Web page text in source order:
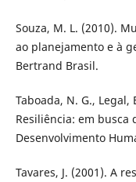
Souza, M. L. (2010).
ao planejamento e à
Bertrand Brasil.
Taboada, N. G., Legal,
Resiliência: em busca
Desenvolvimento
Tavares, J. (2001). A